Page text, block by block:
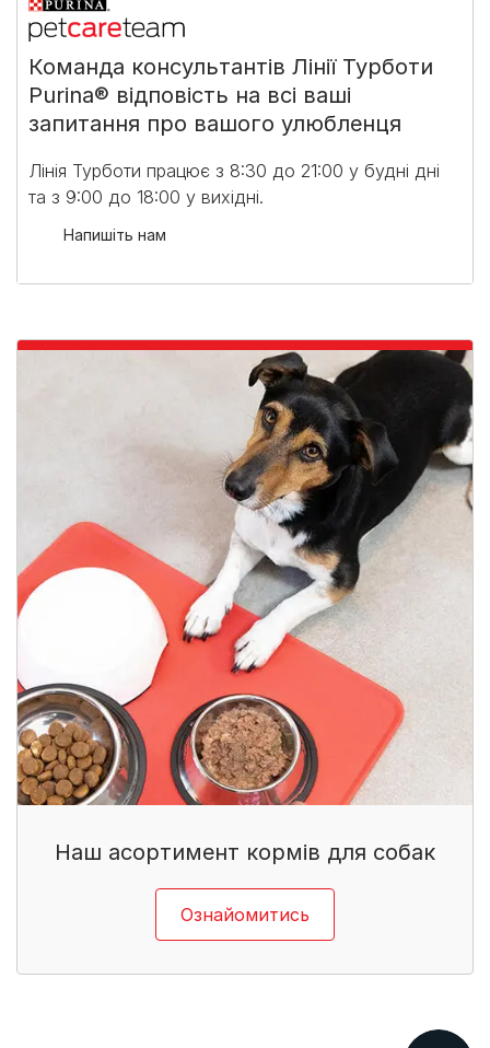
Команда консультантів Лінії Турботи
Purina® відповість на всі ваші
запитання про вашого улюбленця
Лінія Турботи працює з 8:30 до 21:00 у будні дні
та з 9:00 до 18:00 у вихідні.​
Напишіть нам
Наш асортимент кормів для собак​
Ознайомитись